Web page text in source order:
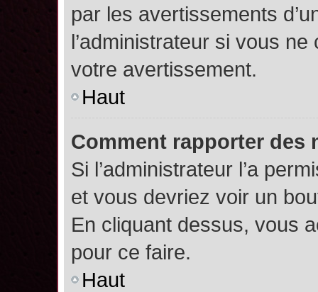
par les avertissements
l’administrateur si vous
votre avertissement.
Haut
Comment rapporter des
Si l’administrateur l’a
et vous devriez voir un
En cliquant dessus, vous
pour ce faire.
Haut